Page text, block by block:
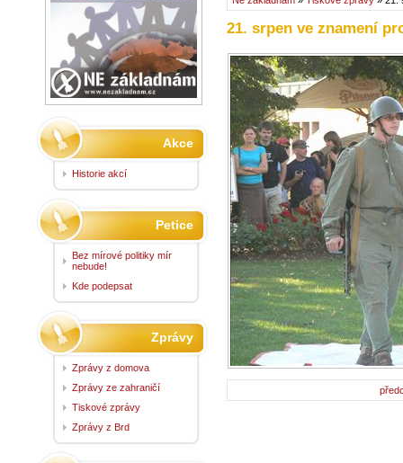
21. srpen ve znamení
Akce
Historie akcí
Petice
Bez mírové politiky mír
nebude!
Kde podepsat
Zprávy
Zprávy z domova
Zprávy ze zahraničí
Tiskové zprávy
Zprávy z Brd